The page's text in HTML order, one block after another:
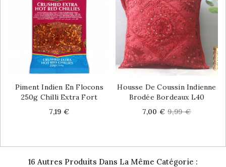
Piment Indien En Flocons
250g Chilli Extra Fort
Price
7,19 €
Housse De Coussin Indienne
Brodée Bordeaux L40
Price
7,00 € Regular
9,99 €
16 Autres Produits Dans La Même Catégorie :